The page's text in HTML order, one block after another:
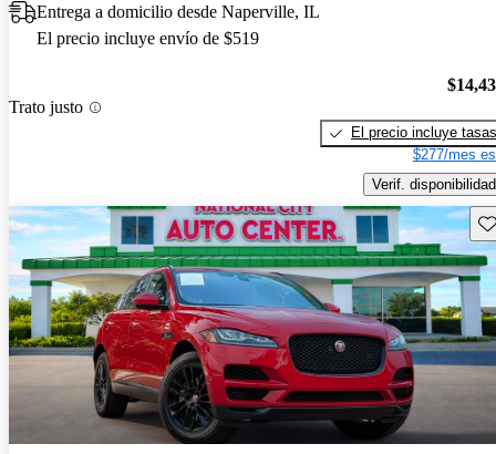
Entrega a domicilio desde Naperville, IL
El precio incluye envío de $519
Trato justo
El precio incluye tasas
$277/mes
Verif. disponibilidad